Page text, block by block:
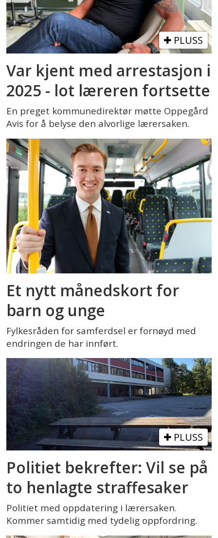
PLUSS
Var kjent med arrestasjon i
2025 - lot læreren fortsette
En preget kommunedirektør møtte Oppegård
Avis for å belyse den alvorlige lærersaken.
Et nytt månedskort for
barn og unge
Fylkesråden for samferdsel er fornøyd med
endringen de har innført.
PLUSS
Politiet bekrefter: Vil se på
to henlagte straffesaker
Politiet med oppdatering i lærersaken.
Kommer samtidig med tydelig oppfordring.